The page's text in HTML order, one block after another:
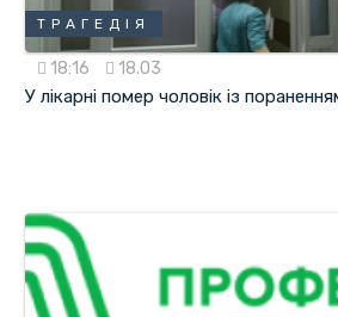
ТРАГЕДІЯ
18:16 18.03
У лікарні помер чоловік із